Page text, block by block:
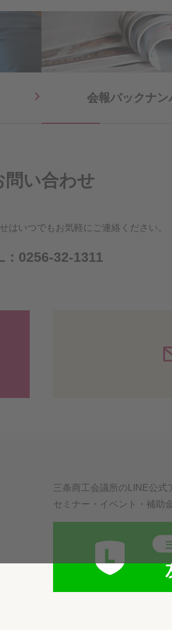
会報バックナン
問い合わせ
はいつでもお気軽にご連絡ください。
0256-32-1311
三条商工会議所のLINE公式
セミナー・イベント・補助